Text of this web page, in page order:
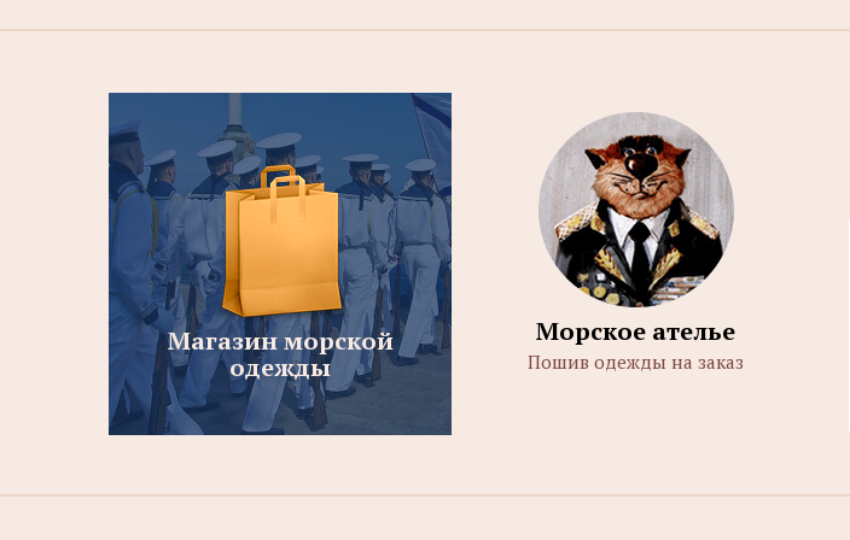
Магазин морской
одежды
Морское ателье
Пошив одежды на заказ